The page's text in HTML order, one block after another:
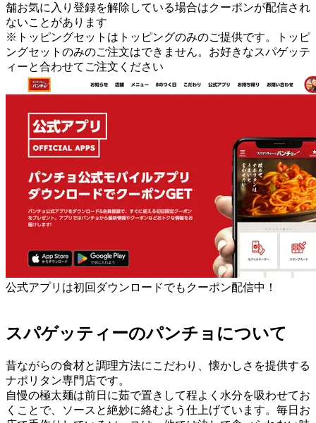
舗お気に入り登録を解除している場合はクーポンが配信され
ないことがあります
※トッピングセットはトッピングのみのご提供です。トッピ
ングセットのみのご注文はできません。お好きなスパゲッテ
ィーと合わせてご注文ください
公式アプリは初回ダウンロードでもクーポン配信中！
スパゲッティーのパンチョについて
昔ながらの食材と調理方法にこだわり、懐かしさを提供する
ナポリタン専門店です。
自慢の極太麺は前日に茹で置きして程よく水分を吸わせてお
くことで、ソースと絶妙に絡むよう仕上げています。毎日お